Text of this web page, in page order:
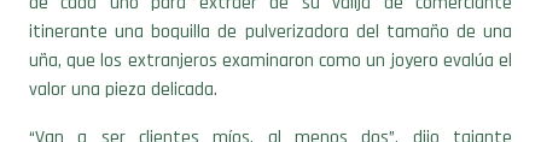
uña, que los extranjeros examinaron como un joyero evalúa el
valor una pieza delicada.
“Van a ser clientes míos, al menos dos”, dijo tajante
Bertolotti al salir de la carpa donde se realizó la ronda de